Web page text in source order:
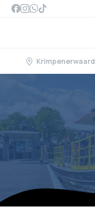
Krimpenerwaard